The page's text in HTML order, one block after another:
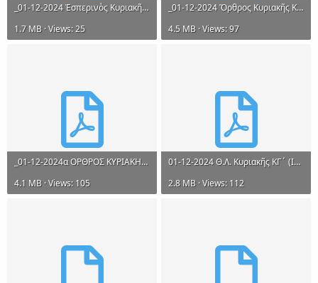
_01-12-2024 Ἑσπερινὸς Κυριακῆς ΚΓ΄ (ΙΔ΄ Λουκᾶ). Ἦχος πλ. β΄.pdf
1.7 MB · Views: 25
_01-12-2024 Ὄρθρος Κυριακῆς ΚΓ΄ (ΙΔ΄ Λουκᾶ). Ἦχος πλ. β΄. Ἑωθ. α΄.pdf
4.5 MB · Views: 97
_01-12-2024α ΟΡΘΡΟΣ ΚΥΡΙΑΚΗΣ ΚΓ΄ (ΙΔ΄ ΛΟΥΚΑ). ΗΧΟΣ ΠΛ. Β΄. ΕΩΘ. Α΄.pdf
4.1 MB · Views: 105
01-12-2024 Θ.Λ. Κυριακῆς ΚΓ΄ (ΙΔ΄ Λουκᾶ). Ἦχος πλ. β΄.pdf
2.8 MB · Views: 112